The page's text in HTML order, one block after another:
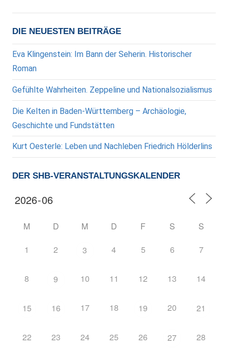
DIE NEUESTEN BEITRÄGE
Eva Klingenstein: Im Bann der Seherin. Historischer
Roman
Gefühlte Wahrheiten. Zeppeline und Nationalsozialismus
Die Kelten in Baden-Württemberg – Archäologie,
Geschichte und Fundstätten
Kurt Oesterle: Leben und Nachleben Friedrich Hölderlins
DER SHB-VERANSTALTUNGSKALENDER
M D M D F S S
1 2 3 4 5 6 7
8 9 10 11 12 13 14
15 16 17 18 19 20 21
22 23 24 25 26 27 28